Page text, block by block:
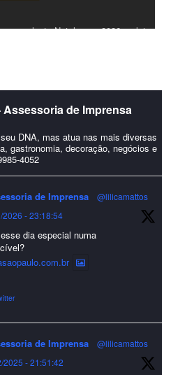
excelente Natal e um 2026 repleto
#merrychristmas #felizanonovo
de Imprensa
de Fibras Artificiais e
Química e Derivados, na
#EconomiaCircular #Abrafas
Assessoria de Imprensa
DNA, mas atua nas mais diversas
gastronomia, decoração, negócios e
4052
de Imprensa
@lilicamattos
- 23:18:54
dia especial numa
de Imprensa
@lilicamattos
2025 - 21:51:42